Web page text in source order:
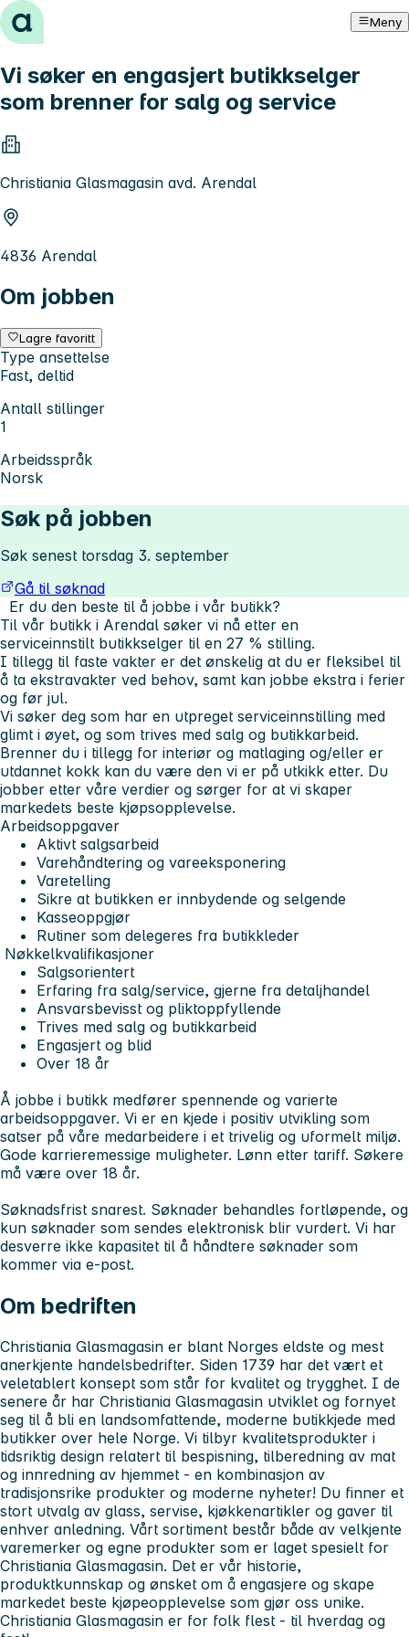
Hopp til innhold Meny
Vi søker en engasjert butikkselger
som brenner for salg og service
Christiania Glasmagasin avd. Arendal
4836 Arendal
Om jobben
Lagre favoritt
Type ansettelse
Fast, deltid
Antall stillinger
1
Arbeidsspråk
Norsk
Søk på jobben
Søk senest torsdag 3. september
Gå til søknad
Er du den beste til å jobbe i vår butikk?
Til vår butikk i Arendal søker vi nå etter en
serviceinnstilt butikkselger til en 27 % stilling.
I tillegg til faste vakter er det ønskelig at du er fleksibel til
å ta ekstravakter ved behov, samt kan jobbe ekstra i ferier
og før jul.
Vi søker deg som har en utpreget serviceinnstilling med
glimt i øyet, og som trives med salg og butikkarbeid.
Brenner du i tillegg for interiør og matlaging og/eller er
utdannet kokk kan du være den vi er på utkikk etter. Du
jobber etter våre verdier og sørger for at vi skaper
markedets beste kjøpsopplevelse.
Arbeidsoppgaver
Aktivt salgsarbeid
Varehåndtering og vareeksponering
Varetelling
Sikre at butikken er innbydende og selgende
Kasseoppgjør
Rutiner som delegeres fra butikkleder
Nøkkelkvalifikasjoner
Salgsorientert
Erfaring fra salg/service, gjerne fra detaljhandel
Ansvarsbevisst og pliktoppfyllende
Trives med salg og butikkarbeid
Engasjert og blid
Over 18 år
Å jobbe i butikk medfører spennende og varierte
arbeidsoppgaver. Vi er en kjede i positiv utvikling som
satser på våre medarbeidere i et trivelig og uformelt miljø.
Gode karrieremessige muligheter. Lønn etter tariff. Søkere
må være over 18 år.
Søknadsfrist snarest. Søknader behandles fortløpende, og
kun søknader som sendes elektronisk blir vurdert. Vi har
desverre ikke kapasitet til å håndtere søknader som
kommer via e-post.
Om bedriften
Christiania Glasmagasin er blant Norges eldste og mest
anerkjente handelsbedrifter. Siden 1739 har det vært et
veletablert konsept som står for kvalitet og trygghet. I de
senere år har Christiania Glasmagasin utviklet og fornyet
seg til å bli en landsomfattende, moderne butikkjede med
butikker over hele Norge. Vi tilbyr kvalitetsprodukter i
tidsriktig design relatert til bespisning, tilberedning av mat
og innredning av hjemmet - en kombinasjon av
tradisjonsrike produkter og moderne nyheter! Du finner et
stort utvalg av glass, servise, kjøkkenartikler og gaver til
enhver anledning. Vårt sortiment består både av velkjente
varemerker og egne produkter som er laget spesielt for
Christiania Glasmagasin. Det er vår historie,
produktkunnskap og ønsket om å engasjere og skape
markedet beste kjøpeopplevelse som gjør oss unike.
Christiania Glasmagasin er for folk flest - til hverdag og